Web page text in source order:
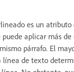
es un atributo
aplicar más
párrafo. El
línea de texto